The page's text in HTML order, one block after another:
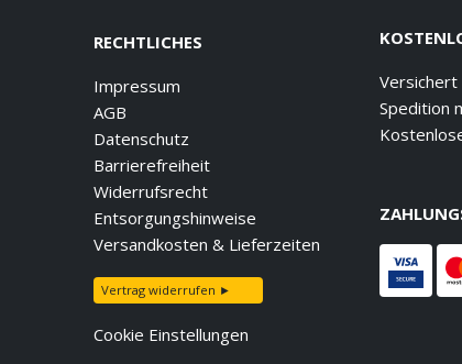
RECHTLICHES
Impressum
AGB
Datenschutz
Barrierefreiheit
Widerrufsrecht
Entsorgungshinweise
Versandkosten & Lieferzeiten
Vertrag widerrufen ►
Cookie Einstellungen
Spedition